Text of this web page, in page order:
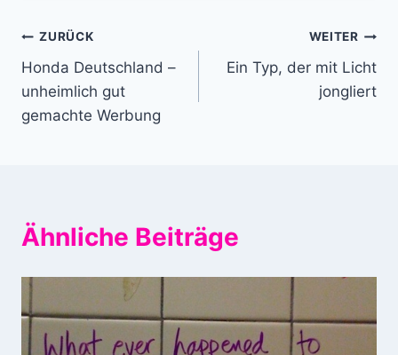
Beitragsnavigation
ZURÜCK
Honda Deutschland –
unheimlich gut
gemachte Werbung
WEITER
Ein Typ, der mit Licht
jongliert
Ähnliche Beiträge